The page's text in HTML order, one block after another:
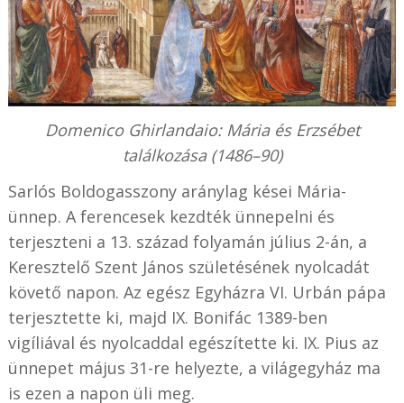
Domenico Ghirlandaio: Mária és Erzsébet
találkozása (1486–90)
Sarlós Boldogasszony aránylag kései Mária-
ünnep. A ferencesek kezdték ünnepelni és
terjeszteni a 13. század folyamán július 2-án, a
Keresztelő Szent János születésének nyolcadát
követő napon. Az egész Egyházra VI. Urbán pápa
terjesztette ki, majd IX. Bonifác 1389-ben
vigíliával és nyolcaddal egészítette ki. IX. Pius az
ünnepet május 31-re helyezte, a világegyház ma
is ezen a napon üli meg.